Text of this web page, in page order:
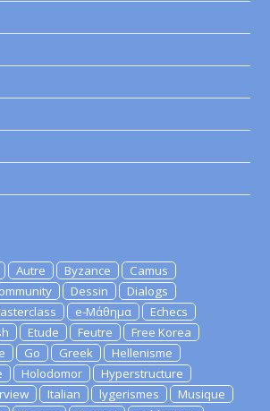
Autre Byzance
Camus
Dessin
Dialogs
e-Μάθημα
Echecs
Etude Feutre
Free Korea
Go Greek
Hellenisme
Holodomor
Hyperstructure
Italian lygerismes
Musique